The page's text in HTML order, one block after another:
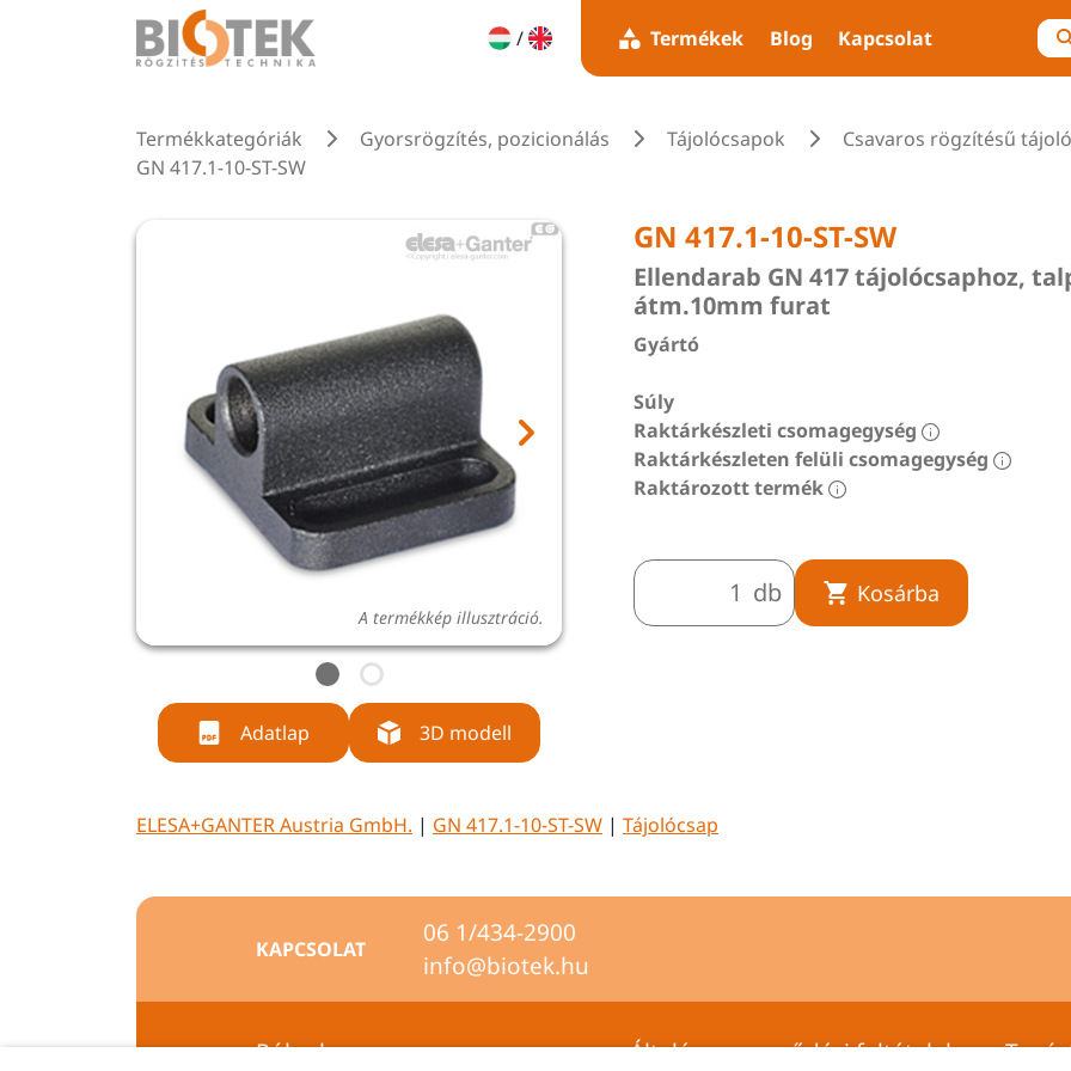
/ Termékek Blog Kapcsolat
Termékkategóriák Gyorsrögzítés, pozicionálás Tájolócsapok Csavaros rögzítésű
GN 417.1-10-ST-SW
A termékkép illusztráció. A termékkép illusztráció.
Adatlap 3D modell
GN 417.1-10-ST-SW
Ellendarab GN 417 tájolócsaphoz,
átm.10mm furat
Gyártó
Súly
Raktárkészleti csomagegység
Raktárkészleten felüli csomagegység
Raktározott termék
db Kosárba
ELESA+GANTER Austria GmbH. | GN 417.1-10-ST-SW | Tájolócsap
KAPCSOLAT
06 1/434-2900
info@biotek.hu
Rólunk Általános szerződési feltételek